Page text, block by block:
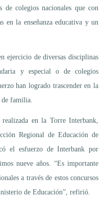
colegios nacionales que con
en la enseñanza educativa y un
ejercicio de diversas disciplinas
y especial o de colegios
han logrado trascender en la
familia.
en la Torre Interbank,
Regional de Educación de
el esfuerzo de Interbank por
nueve años. “Es importante
a través de estos concursos
de Educación”, refirió.